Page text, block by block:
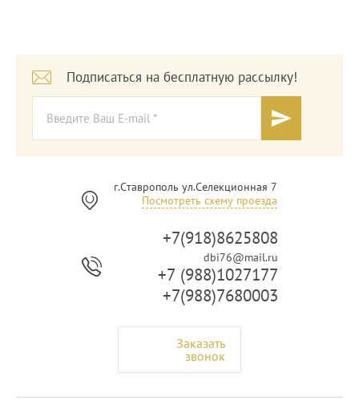
Подписаться на бесплатную рассылку!
г.Ставрополь ул.Селекционная 7
Посмотреть схему проезда
+7(918)8625808
dbi76@mail.ru
+7 (988)1027177
+7(988)7680003
Заказать
звонок